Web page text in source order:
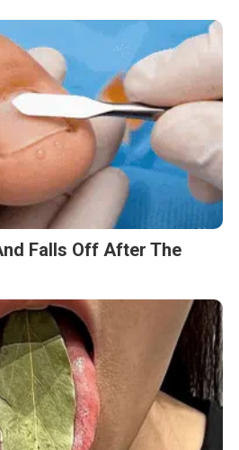
Falls Off After The